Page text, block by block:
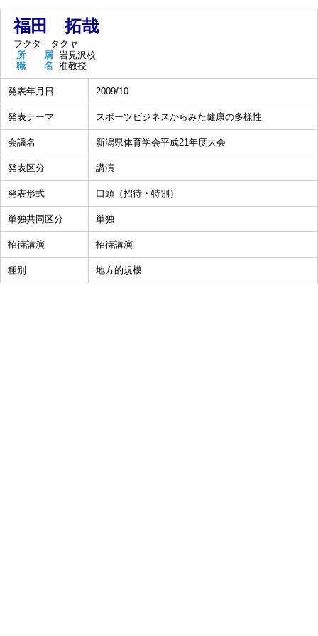
福田 拓哉
フクダ タクヤ
所 属 岩見沢校
職 名 准教授
発表年月日 2009/10
発表テーマ スポーツビジネスからみた健康の多様性
会議名 新潟県体育学会平成21年度大会
発表区分 講演
発表形式 口頭（招待・特別）
単独共同区分 単独
招待講演 招待講演
種別 地方的規模